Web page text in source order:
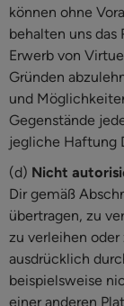
können ohne
behalten uns das
Erwerb von
Gründen
und
Gegenstände
jegliche Haftung
(d) Nicht
Dir gemäß
übertragen, zu
zu verleihen
ausdrücklich
beispielsweise
einer anderen